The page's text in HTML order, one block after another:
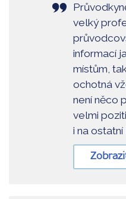
velký
informací
místům,
ochotná
není něco
velmi
i na ostatní